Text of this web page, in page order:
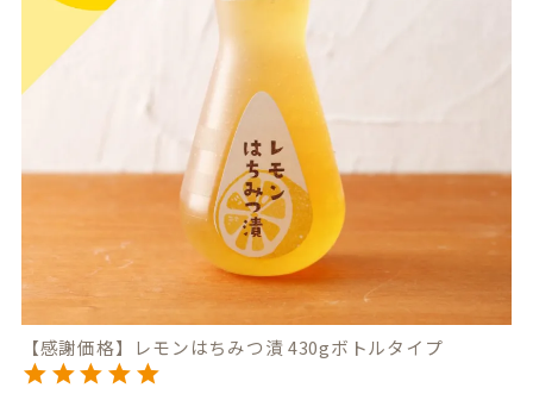
【感謝価格】レモンはちみつ漬 430gボトルタイプ